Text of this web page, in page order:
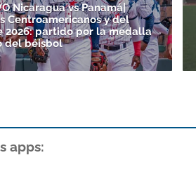
Nicaragua vs Panamá|
Centroamericanos y del
2026: partido por la medalla
del béisbol
apps: